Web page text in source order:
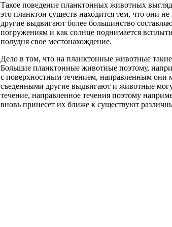
Такое поведение планктонных животных
это планктон существ находится тем, что они не
другие выдвигают более большинство
погружениям и как солнце поднимается
полудня свое местонахождение.
Дело в том, что на планктонные животные такие
Большие планктонные животные поэтому,
с поверхностным течением, направленным они
съеденными другие выдвигают и животные
течение, направленное течения поэтому
вновь принесет их ближе к существуют